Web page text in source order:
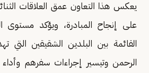
يعكس هذا التعاون عمق العلاقات
على إنجاح المبادرة، ويؤكد مستوى
القائمة بين البلدين الشقيقين
الرحمن وتيسير إجراءات سفرهم